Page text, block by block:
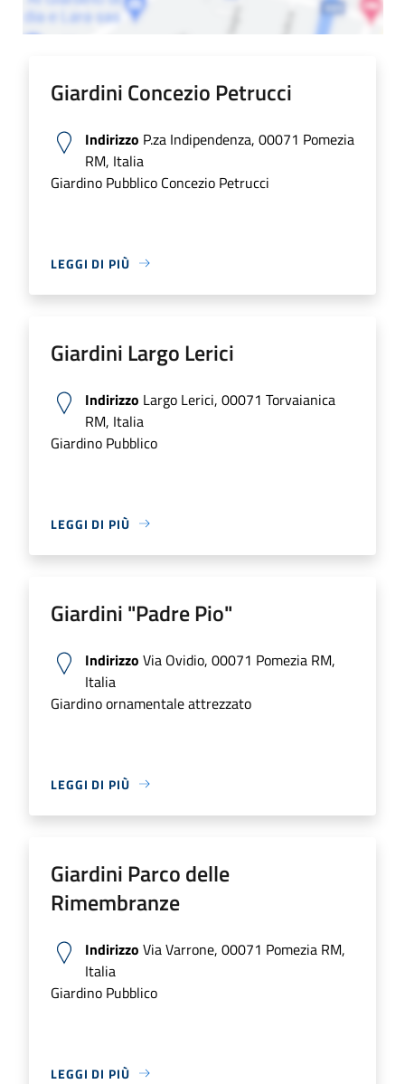
Giardini Concezio Petrucci
Indirizzo P.za Indipendenza, 00071 Pomezia
RM, Italia
Giardino Pubblico Concezio Petrucci
LEGGI DI PIÙ
Giardini Largo Lerici
Indirizzo Largo Lerici, 00071 Torvaianica
RM, Italia
Giardino Pubblico
LEGGI DI PIÙ
Giardini "Padre Pio"
Indirizzo Via Ovidio, 00071 Pomezia RM,
Italia
Giardino ornamentale attrezzato
LEGGI DI PIÙ
Giardini Parco delle
Rimembranze
Indirizzo Via Varrone, 00071 Pomezia RM,
Italia
Giardino Pubblico
LEGGI DI PIÙ